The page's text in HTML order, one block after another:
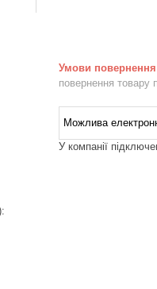
повернення товару
У компанії